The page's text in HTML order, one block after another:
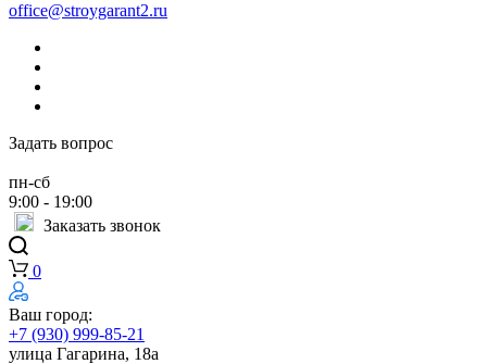
office@stroygarant2.ru
Задать вопрос
пн-сб
9:00 - 19:00
Заказать звонок
0
Ваш город:
+7 (930) 999-85-21
улица Гагарина, 18а